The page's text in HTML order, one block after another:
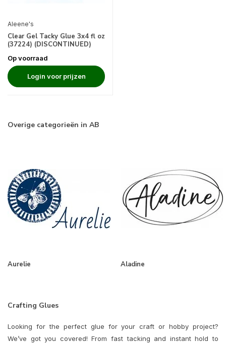
Aleene's
Clear Gel Tacky Glue 3x4 fl oz
(37224) (DISCONTINUED)
Op voorraad
Login voor prijzen
Overige categorieën in AB
Aurelie Aladine
Crafting Glues
Looking for the perfect glue for your craft or hobby project?
We’ve got you covered! From fast tacking and instant hold to